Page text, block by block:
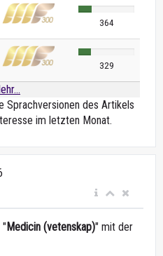
364
329
Sprachversionen des Artikels
im letzten Monat.
" Medicin (vetenskap)" mit der